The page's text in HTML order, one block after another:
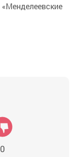
«Менделеевские
0